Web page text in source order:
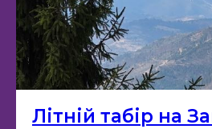
Літній табір на